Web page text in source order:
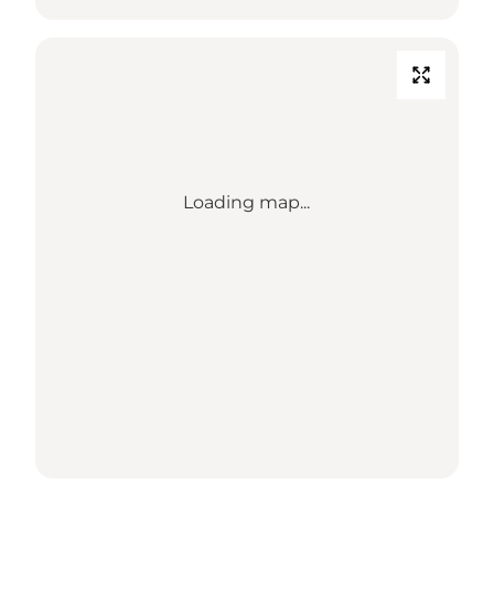
Loading map...